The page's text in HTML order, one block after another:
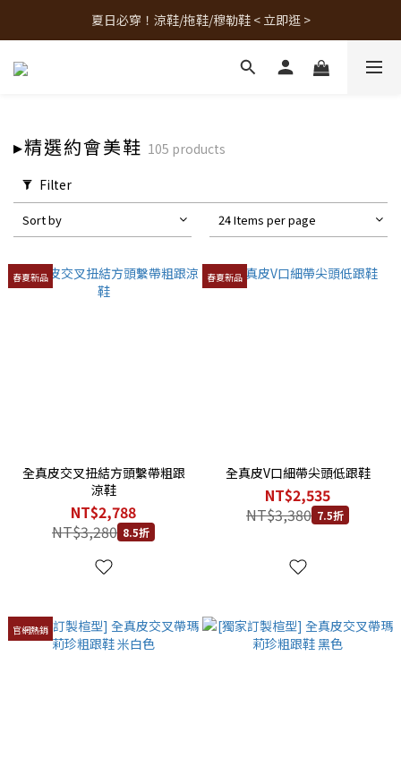
人氣熱銷款！最新補貨 < 立即逛 >
夏日必穿！涼鞋/拖鞋/穆勒鞋 < 立即逛 >
人氣熱銷款！最新補貨 < 立即逛 >
▸精選約會美鞋 105 products
Filter
Sort by 24 Items per page
春夏新品
全真皮交叉扭結方頭繫帶粗跟
涼鞋
NT$2,788
NT$3,280 8.5折
春夏新品
全真皮V口細帶尖頭低跟鞋
NT$2,535
NT$3,380 7.5折
官網熱銷